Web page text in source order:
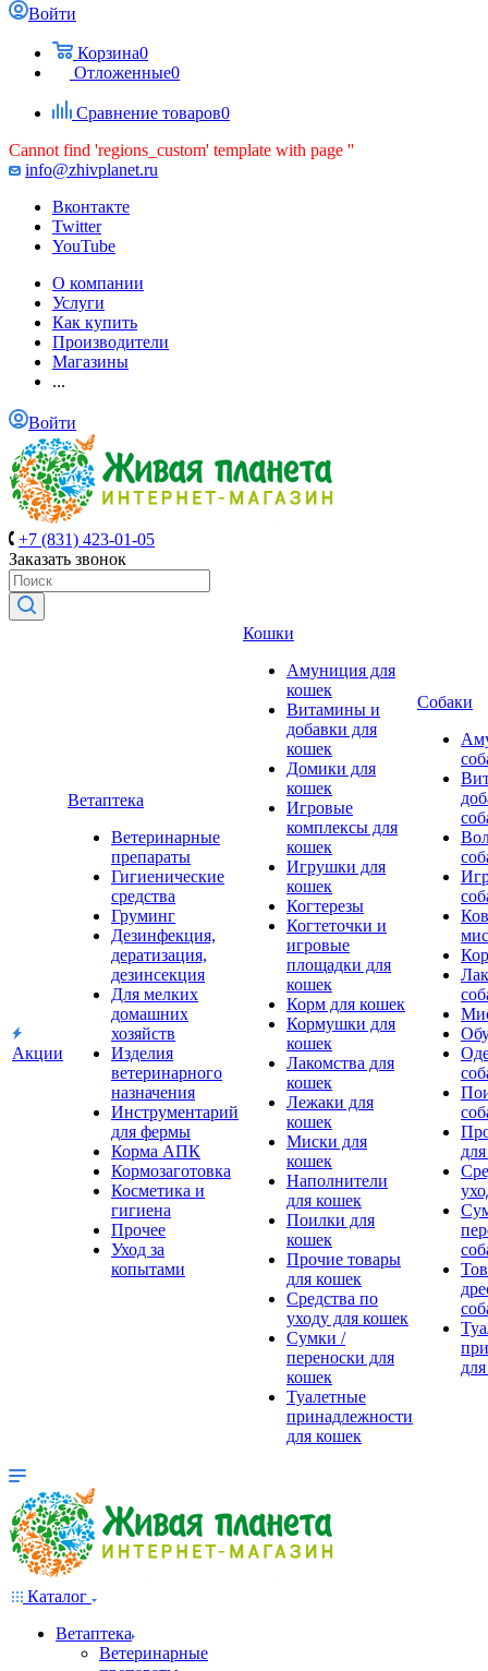
Войти
Корзина0
Отложенные0
Сравнение товаров0
Cannot find 'regions_custom' template with page ''
info@zhivplanet.ru
Вконтакте
Twitter
YouTube
О компании
Услуги
Как купить
Производители
Магазины
...
Войти
+7 (831) 423-01-05
Заказать звонок
Акции
Ветаптека
Ветеринарные
препараты
Гигиенические
средства
Груминг
Дезинфекция,
дератизация,
дезинсекция
Для мелких
домашних
хозяйств
Изделия
ветеринарного
назначения
Инструментарий
для фермы
Корма АПК
Кормозаготовка
Косметика и
гигиена
Прочее
Уход за
копытами
Кошки
Амуниция для
кошек
Витамины и
добавки для
кошек
Домики для
кошек
Игровые
комплексы для
кошек
Игрушки для
кошек
Когтерезы
Когтеточки и
игровые
площадки для
кошек
Корм для кошек
Кормушки для
кошек
Лакомства для
кошек
Лежаки для
кошек
Миски для
кошек
Наполнители
для кошек
Поилки для
кошек
Прочие товары
для кошек
Средства по
уходу для кошек
Сумки /
переноски для
кошек
Туалетные
принадлежности
для кошек
Собаки
Каталог
Ветаптека
Ветеринарные